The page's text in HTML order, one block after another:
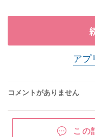
アプ
コメントがありません
この